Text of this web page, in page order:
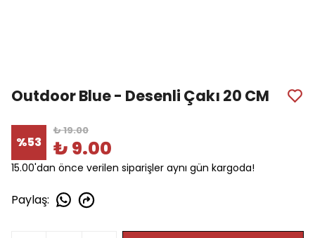
Outdoor Blue - Desenli Çakı 20 CM
%53
₺ 19.00
₺ 9.00
15.00'dan önce verilen siparişler aynı gün kargoda!
Paylaş: